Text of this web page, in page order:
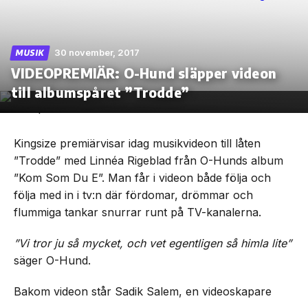
Skip
the
MUSIK 30 november, 2017
VIDEOPREMIÄR: O-Hund släpper videon
till albumspåret ”Trodde”
Kingsize premiärvisar idag musikvideon till låten
”Trodde” med Linnéa Rigeblad från O-Hunds album
”Kom Som Du E”. Man får i videon både följa och
följa med in i tv:n där fördomar, drömmar och
flummiga tankar snurrar runt på TV-kanalerna.
”Vi tror ju så mycket, och vet egentligen så himla lite”
säger O-Hund.
Bakom videon står Sadik Salem, en videoskapare